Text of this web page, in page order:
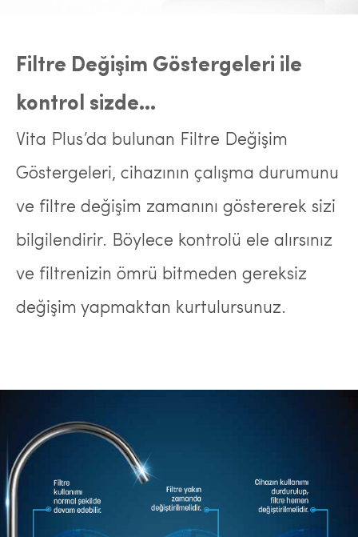
Filtre Değişim Göstergeleri ile
kontrol sizde…
Vita Plus’da bulunan Filtre Değişim
Göstergeleri, cihazının çalışma durumunu
ve filtre değişim zamanını göstererek sizi
bilgilendirir. Böylece kontrolü ele alırsınız
ve filtrenizin ömrü bitmeden gereksiz
değişim yapmaktan kurtulursunuz.